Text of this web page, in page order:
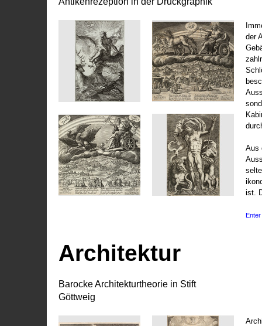
der
Aus
ist.
Enter
Architektur
Barocke Architekturtheorie in Stift
Göttweig